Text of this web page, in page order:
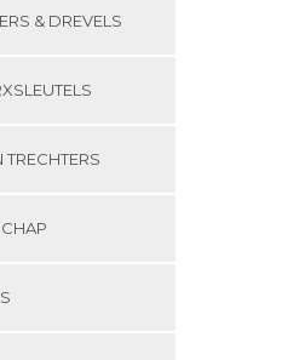
& DREVELS
TRECHTERS